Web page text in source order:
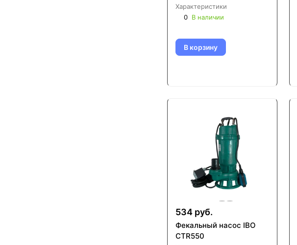
чугун, попл.выкл)
Характеристики
0 В наличии
В корзину
534 руб.
Фекальный насос IBO
CTR550